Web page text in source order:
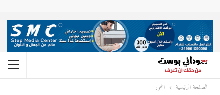
الصفحة الرئيسية الخمور